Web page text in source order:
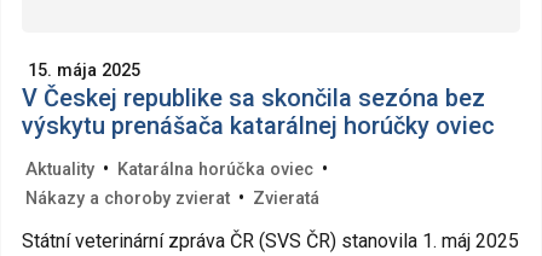
15. mája 2025
V Českej republike sa skončila sezóna bez
výskytu prenášača katarálnej horúčky oviec
Aktuality • Katarálna horúčka oviec •
Nákazy a choroby zvierat • Zvieratá
Státní veterinární zpráva ČR (SVS ČR) stanovila 1. máj 2025